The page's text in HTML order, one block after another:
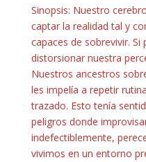
Sinopsis: Nuestro
captar la realidad tal y
capaces de sobrevivir.
distorsionar nuestra
Nuestros ancestros
les impelía a repetir
trazado. Esto tenía
peligros donde
indefectiblemente,
vivimos en un entorno